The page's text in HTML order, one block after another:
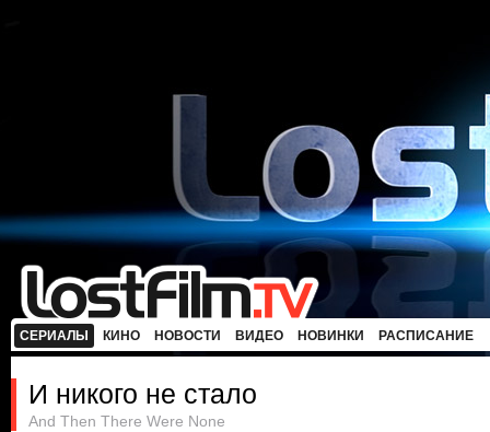
СЕРИАЛЫ КИНО НОВОСТИ ВИДЕО НОВИНКИ РАСПИСАНИЕ
И никого не стало
And Then There Were None